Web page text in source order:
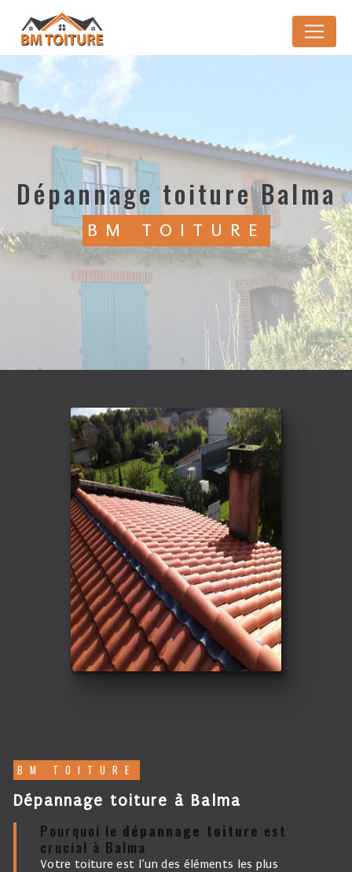
dépannage toiture Balma
BM TOITURE
BM TOITURE
dépannage toiture à Balma
Pourquoi le dépannage toiture est
crucial à Balma
Votre toiture est l’un des éléments les plus
Panneau de gestion des cookies